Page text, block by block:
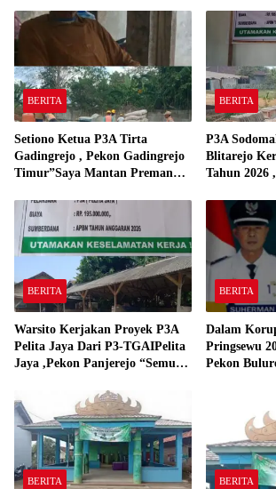
BERITA
Setiono Ketua P3A Tirta
Gadingrejo , Pekon Gadingrejo
Timur”Saya Mantan Preman
Gadingrejo Tahun 2000″
BERITA
P3A
Blitarejo
Tahun 2026
BERITA
Warsito Kerjakan Proyek P3A
Pelita Jaya Dari P3-TGAIPelita
Jaya ,Pekon Panjerejo “Semua
BERITA
Dalam
Pringsewu
Pekon
BERITA BERITA